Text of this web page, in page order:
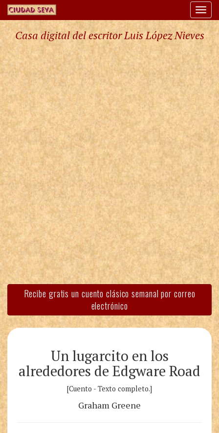
Casa digital del escritor Luis López Nieves
Recibe gratis un cuento clásico semanal por correo
electrónico
Un lugarcito en los
alrededores de Edgware Road
[Cuento - Texto completo.]
Graham Greene